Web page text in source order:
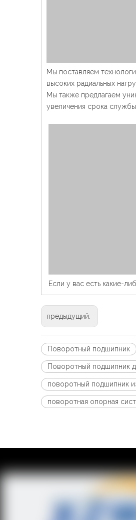
Мы поставляем
высоких радиальных
Мы также предлагаем
увеличения срока
Если у вас есть какие-
предыдущий:
Поворотный подшипник
Поворотный подшипник
поворотный подшипник
поворотная опорная